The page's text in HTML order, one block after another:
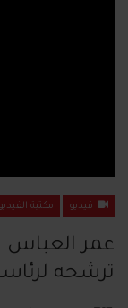
فيديو مكتبة
عمر
ترشحه